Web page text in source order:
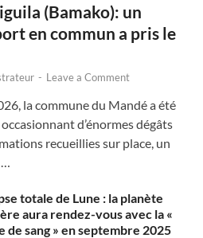
(Bamako): un
en commun a pris le
- Leave a Comment
la commune du Mandé a été
d’énormes dégâts
recueillies sur place, un
totale de Lune : la planète
aura rendez-vous avec la «
de sang » en septembre 2025